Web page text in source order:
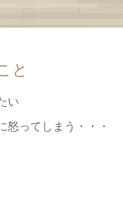
と
い
怒ってしまう・・・